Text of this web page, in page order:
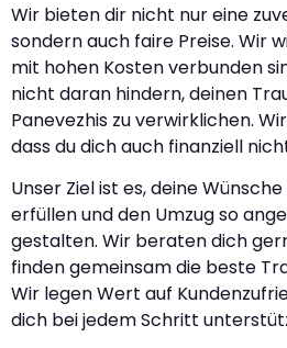
Wir bieten dir nicht nur eine
sondern auch faire Preise. Wir
mit hohen Kosten verbunden
nicht daran hindern, deinen
Panevezhis zu verwirklichen.
dass du dich auch finanziell
Unser Ziel ist es, deine
erfüllen und den Umzug so
gestalten. Wir beraten dich
finden gemeinsam die beste
Wir legen Wert auf
dich bei jedem Schritt